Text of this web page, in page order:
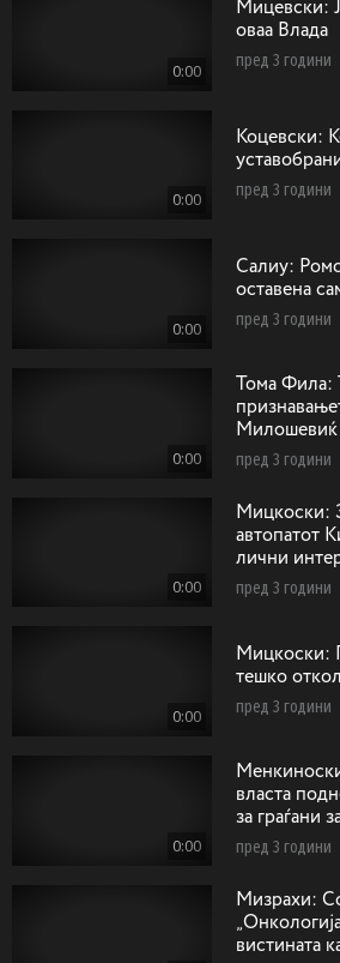
0:00
Мицевски:
оваа Влада
пред 3 години
0:00
Коцевски:
пред 3 години
0:00
Салиу:
оставена
пред 3 години
0:00
Тома Фила:
Милошевиќ
однесам
пред 3 години
0:00
Мицкоски:
автопатот
лични
пред 3 години
0:00
Мицкоски:
тешко
пред 3 години
0:00
власта
за граѓани
сонцето од
пред 3 години
Mизрахи:
вистината